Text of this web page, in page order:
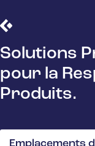
Solutions
pour la
Produits.
Emplacements